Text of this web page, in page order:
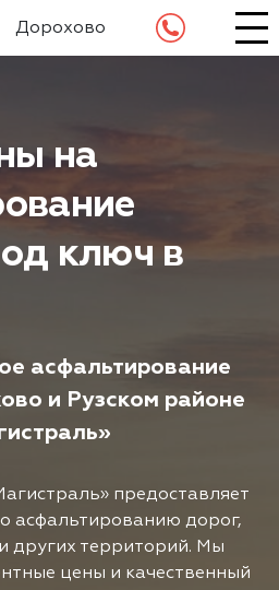
Дорохово
на
ключ в
асфальтирование
и Рузском районе
предоставляет
асфальтированию дорог,
других территорий. Мы
цены и качественный